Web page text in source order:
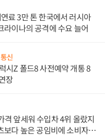
료 3만 톤 한국에서 러시아
라이나의 공격에 수요 늘어
신
시Z 폴드8 사전예약 개통 8
장
격 앞세워 수입차 4위 올랐지
보다 높은 공임비에 소비자